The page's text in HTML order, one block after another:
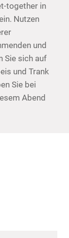
together in
Nutzen
und
Sie sich auf
und Trank
Sie bei
Abend